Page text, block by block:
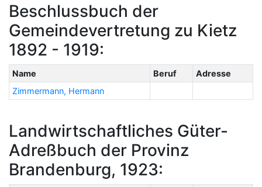
Beschlussbuch der
Gemeindevertretung zu Kietz
1892 - 1919:
Name Beruf
Adresse
Zimmermann, Hermann
Landwirtschaftliches Güter-
Adreßbuch der Provinz
Brandenburg, 1923: